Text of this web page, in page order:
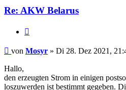
Re: AKW Belarus
Beitrag
von Mosyr » Di 28. Dez 2021,
Hallo,
den erzeugten Strom in einigen
loszuwerden ist bestimmt gegeben.